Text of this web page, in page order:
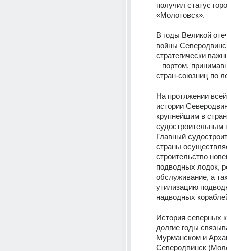
получил статус
«Молотовск».
В годы Великой
войны
стратегически
– портом,
стран-союзниц по
На протяжении
истории
крупнейшим в
судостроительным
Главный
страны
строительство
подводных лодок,
обслуживание, а
утилизацию
надводных
История северных
долгие годы
Мурманском и
Северодвинск